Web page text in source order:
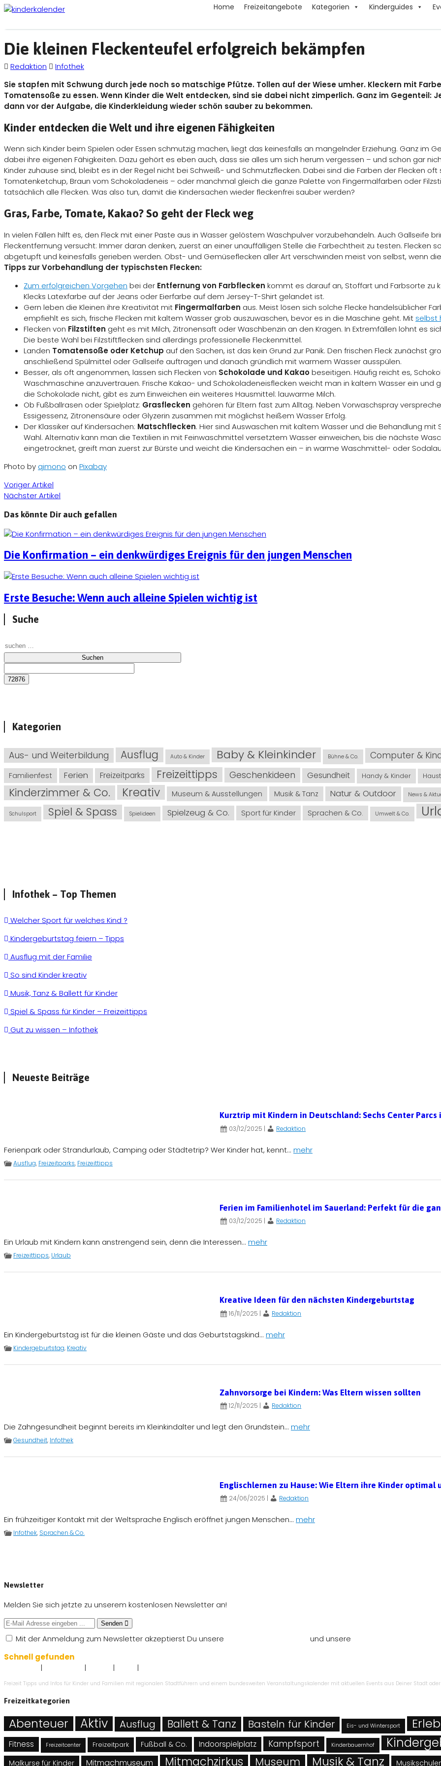
Home Freizeitangebote Kategorien Kinderguides
Die kleinen Fleckenteufel erfolgreich bekämpfen
Redaktion
Infothek
Sie stapfen mit Schwung durch jede noch so matschige Pfütze. Tollen auf der Wiese umher. Kleckern mit
Tomatensoße zu essen. Wenn Kinder die Welt entdecken, sind sie dabei nicht zimperlich. Ganz im Gegenteil:
dann vor der Aufgabe, die Kinderkleidung wieder schön sauber zu bekommen.
Kinder entdecken die Welt und ihre eigenen Fähigkeiten
Wenn sich Kinder beim Spielen oder Essen schmutzig machen, liegt das keinesfalls an mangelnder Erziehung. Ganz im
dabei ihre eigenen Fähigkeiten. Dazu gehört es eben auch, dass sie alles um sich herum vergessen – und schon gar
Kinder zuhause sind, bleibt es in der Regel nicht bei Schweiß- und Schmutzflecken. Dabei sind die Farben der Flecken
Tomatenketchup, Braun vom Schokoladeneis – oder manchmal gleich die ganze Palette von Fingermalfarben oder
tatsächlich alle Flecken. Was also tun, damit die Kindersachen wieder fleckenfrei sauber werden?
Gras, Farbe, Tomate, Kakao? So geht der Fleck weg
In vielen Fällen hilft es, den Fleck mit einer Paste aus in Wasser gelöstem Waschpulver vorzubehandeln. Auch Gallseife
Fleckentfernung versucht: Immer daran denken, zuerst an einer unauffälligen Stelle die Farbechtheit zu testen. Flecken
abgetupft und keinesfalls gerieben werden. Obst- und Gemüseflecken aller Art verschwinden meist von selbst, wenn
Tipps zur Vorbehandlung der typischsten Flecken:
Zum erfolgreichen Vorgehen bei der Entfernung von Farbflecken kommt es darauf an, Stoffart und Farbsorte zu
Klecks Latexfarbe auf der Jeans oder Eierfarbe auf dem Jersey-T-Shirt gelandet ist.
Gern leben die Kleinen ihre Kreativität mit Fingermalfarben aus. Meist lösen sich solche Flecke handelsüblicher
empfiehlt es sich, frische Flecken mit kaltem Wasser grob auszuwaschen, bevor es in die Maschine geht. Mit selbst
Flecken von Filzstiften geht es mit Milch, Zitronensaft oder Waschbenzin an den Kragen. In Extremfällen lohnt es
Die beste Wahl bei Filzstiftflecken sind allerdings professionelle Fleckenmittel.
Landen Tomatensoße oder Ketchup auf den Sachen, ist das kein Grund zur Panik. Den frischen Fleck zunächst
anschließend Spülmittel oder Gallseife auftragen und danach gründlich mit warmem Wasser ausspülen.
Besser, als oft angenommen, lassen sich Flecken von Schokolade und Kakaobeseitigen. Häufig reicht es,
Waschmaschine anzuvertrauen. Frische Kakao- und Schokoladeneisflecken weicht man in kaltem Wasser ein
die Schokolade nicht, gibt es zum Einweichen ein weiteres Hausmittel: lauwarme Milch.
Ob Fußballrasen oder Spielplatz: Grasflecken gehören für Eltern fast zum Alltag. Neben Vorwaschspray
Essigessenz, Zitronensäure oder Glyzerin zusammen mit möglichst heißem Wasser Erfolg.
Der Klassiker auf Kindersachen: Matschflecken. Hier sind Auswaschen mit kaltem Wasser und die Behandlung
Wahl. Alternativ kann man die Textilien in mit Feinwaschmittel versetztem Wasser einweichen, bis die nächste
eingetrocknet, greift man zuerst zur Bürste und weicht die Kindersachen ein – in warme Waschmittel- oder
Photo by qimono on Pixabay
Voriger Artikel
Nächster Artikel
Das könnte Dir auch gefallen
Die Konfirmation – ein denkwürdiges Ereignis für den jungen Menschen
Erste Besuche: Wenn auch alleine Spielen wichtig ist
Suche
Suchen nach:
Kategorien
Aus- und Weiterbildung Ausflug Auto & Kinder Baby & Kleinkinder Bühne & Co. Computer &
Familienfest Ferien Freizeitparks Freizeittipps Geschenkideen Gesundheit Handy & Kinder
Kinderzimmer & Co. Kreativ Museum & Ausstellungen Musik & Tanz Natur & Outdoor News &
Schulsport Spiel & Spass Spielideen Spielzeug & Co. Sport für Kinder Sprachen & Co. Umwelt & Co.
Infothek – Top Themen
Welcher Sport für welches Kind ?
Kindergeburtstag feiern – Tipps
Ausflug mit der Familie
So sind Kinder kreativ
Musik, Tanz & Ballett für Kinder
Spiel & Spass für Kinder – Freizeittipps
Gut zu wissen – Infothek
Neueste Beiträge
Kurztrip mit Kindern in Deutschland: Sechs Center Parcs
03/12/2025 | Redaktion
Ferienpark oder Strandurlaub, Camping oder Städtetrip? Wer Kinder hat, kennt... mehr
Ausflug, Freizeitparks, Freizeittipps
Ferien im Familienhotel im Sauerland: Perfekt für die
03/12/2025 | Redaktion
Ein Urlaub mit Kindern kann anstrengend sein, denn die Interessen... mehr
Freizeittipps, Urlaub
Kreative Ideen für den nächsten Kindergeburtstag
16/11/2025 | Redaktion
Ein Kindergeburtstag ist für die kleinen Gäste und das Geburtstagskind... mehr
Kindergeburtstag, Kreativ
Zahnvorsorge bei Kindern: Was Eltern wissen sollten
12/11/2025 | Redaktion
Die Zahngesundheit beginnt bereits im Kleinkindalter und legt den Grundstein... mehr
Gesundheit, Infothek
Englischlernen zu Hause: Wie Eltern ihre Kinder optimal
24/06/2025 | Redaktion
Ein frühzeitiger Kontakt mit der Weltsprache Englisch eröffnet jungen Menschen... mehr
Infothek, Sprachen & Co.
Newsletter
Melden Sie sich jetzte zu unserem kostenlosen Newsletter an!
Senden
Mit der Anmeldung zum Newsletter akzeptierst Du unsere und unsere
Schnell gefunden
| | | |
Freizeit Tipps und Infos für Kinder und Familien mit regionalen Stadtführern und einem bundesweiten Veranstaltungskalender mit aktuellen Events aus Deiner Stadt oder
Freizeitkategorien
Abenteuer Aktiv Ausflug Ballett & Tanz Basteln für Kinder Eis- und Wintersport
Fitness Freizeitcenter Freizeitpark Fußball & Co. Indoorspielplatz Kampfsport Kinderbauernhof
Malkurse für Kinder Mitmachmuseum Mitmachzirkus Museum Musik & Tanz